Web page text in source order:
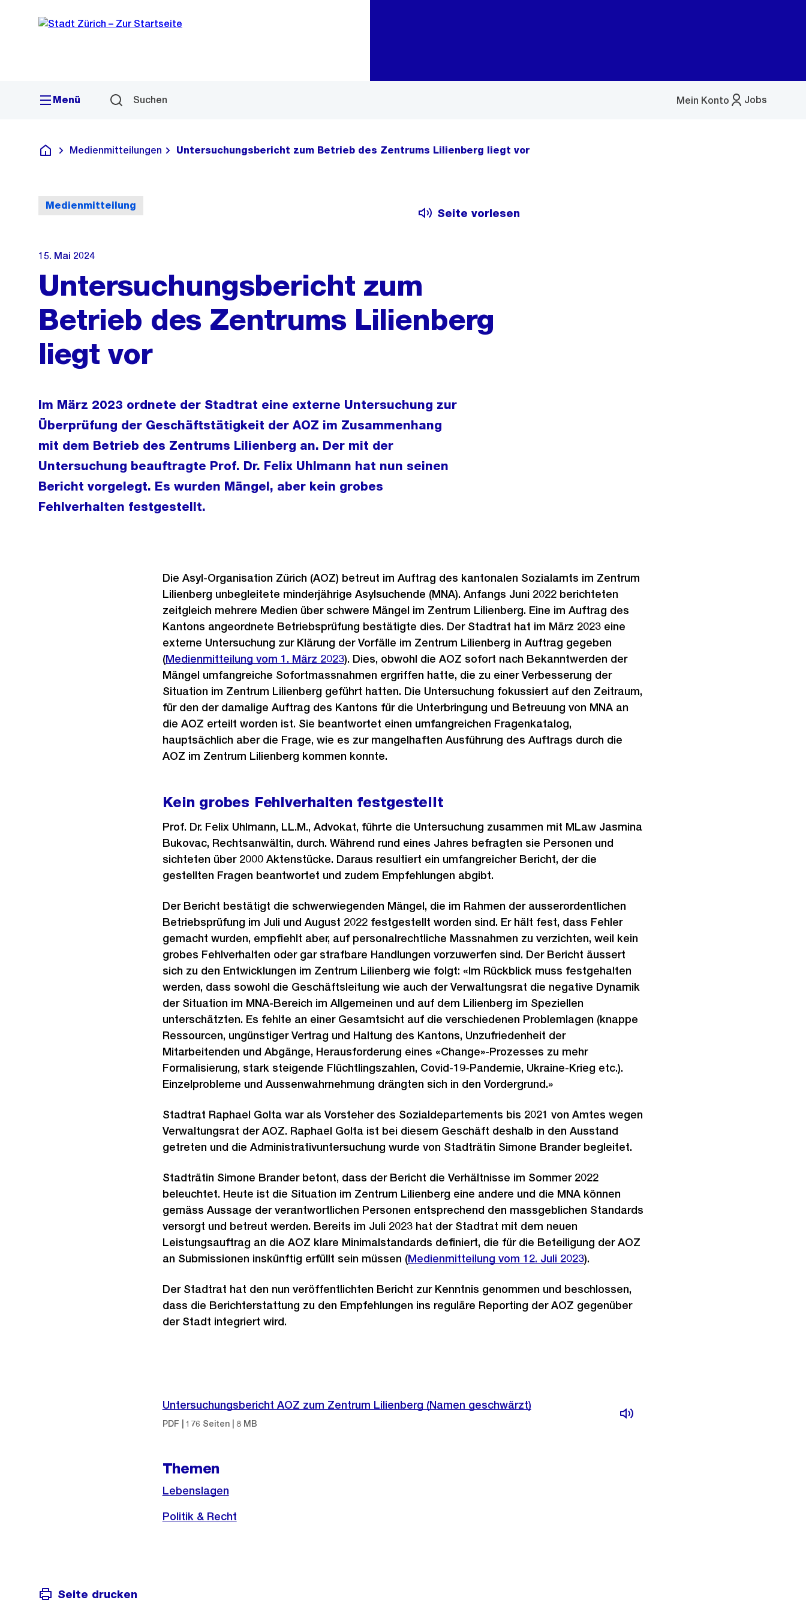
Navigation
Sprunglink
Menü Suchen Jobs
Mein Konto
Menü
Deutsch
Medienmitteilungen Untersuchungsbericht zum Betrieb des Zentrums Lilienberg liegt vor
Medienmitteilung
Seite vorlesen
15. Mai 2024
Untersuchungsbericht zum
Betrieb des Zentrums Lilienberg
liegt vor
Im März 2023 ordnete der Stadtrat eine externe Untersuchung zur
Überprüfung der Geschäftstätigkeit der AOZ im Zusammenhang
mit dem Betrieb des Zentrums Lilienberg an. Der mit der
Untersuchung beauftragte Prof. Dr. Felix Uhlmann hat nun seinen
Bericht vorgelegt. Es wurden Mängel, aber kein grobes
Fehlverhalten festgestellt.
Die Asyl-Organisation Zürich (AOZ) betreut im Auftrag des kantonalen Sozialamts im Zentrum
Lilienberg unbegleitete minderjährige Asylsuchende (MNA). Anfangs Juni 2022 berichteten
zeitgleich mehrere Medien über schwere Mängel im Zentrum Lilienberg. Eine im Auftrag des
Kantons angeordnete Betriebsprüfung bestätigte dies. Der Stadtrat hat im März 2023 eine
externe Untersuchung zur Klärung der Vorfälle im Zentrum Lilienberg in Auftrag gegeben
(Medienmitteilung vom 1. März 2023). Dies, obwohl die AOZ sofort nach Bekanntwerden der
Mängel umfangreiche Sofortmassnahmen ergriffen hatte, die zu einer Verbesserung der
Situation im Zentrum Lilienberg geführt hatten. Die Untersuchung fokussiert auf den Zeitraum,
für den der damalige Auftrag des Kantons für die Unterbringung und Betreuung von MNA an
die AOZ erteilt worden ist. Sie beantwortet einen umfangreichen Fragenkatalog,
hauptsächlich aber die Frage, wie es zur mangelhaften Ausführung des Auftrags durch die
AOZ im Zentrum Lilienberg kommen konnte.
Kein grobes Fehlverhalten festgestellt
Prof. Dr. Felix Uhlmann, LL.M., Advokat, führte die Untersuchung zusammen mit MLaw Jasmina
Bukovac, Rechtsanwältin, durch. Während rund eines Jahres befragten sie Personen und
sichteten über 2000 Aktenstücke. Daraus resultiert ein umfangreicher Bericht, der die
gestellten Fragen beantwortet und zudem Empfehlungen abgibt.
Der Bericht bestätigt die schwerwiegenden Mängel, die im Rahmen der ausserordentlichen
Betriebsprüfung im Juli und August 2022 festgestellt worden sind. Er hält fest, dass Fehler
gemacht wurden, empfiehlt aber, auf personalrechtliche Massnahmen zu verzichten, weil kein
grobes Fehlverhalten oder gar strafbare Handlungen vorzuwerfen sind. Der Bericht äussert
sich zu den Entwicklungen im Zentrum Lilienberg wie folgt: «Im Rückblick muss festgehalten
werden, dass sowohl die Geschäftsleitung wie auch der Verwaltungsrat die negative Dynamik
der Situation im MNA-Bereich im Allgemeinen und auf dem Lilienberg im Speziellen
unterschätzten. Es fehlte an einer Gesamtsicht auf die verschiedenen Problemlagen (knappe
Ressourcen, ungünstiger Vertrag und Haltung des Kantons, Unzufriedenheit der
Mitarbeitenden und Abgänge, Herausforderung eines «Change»-Prozesses zu mehr
Formalisierung, stark steigende Flüchtlingszahlen, Covid-19-Pandemie, Ukraine-Krieg etc.).
Einzelprobleme und Aussenwahrnehmung drängten sich in den Vordergrund.»
Stadtrat Raphael Golta war als Vorsteher des Sozialdepartements bis 2021 von Amtes wegen
Verwaltungsrat der AOZ. Raphael Golta ist bei diesem Geschäft deshalb in den Ausstand
getreten und die Administrativuntersuchung wurde von Stadträtin Simone Brander begleitet.
Stadträtin Simone Brander betont, dass der Bericht die Verhältnisse im Sommer 2022
beleuchtet. Heute ist die Situation im Zentrum Lilienberg eine andere und die MNA können
gemäss Aussage der verantwortlichen Personen entsprechend den massgeblichen Standards
versorgt und betreut werden. Bereits im Juli 2023 hat der Stadtrat mit dem neuen
Leistungsauftrag an die AOZ klare Minimalstandards definiert, die für die Beteiligung der AOZ
an Submissionen inskünftig erfüllt sein müssen (Medienmitteilung vom 12. Juli 2023).
Der Stadtrat hat den nun veröffentlichten Bericht zur Kenntnis genommen und beschlossen,
dass die Berichterstattung zu den Empfehlungen ins reguläre Reporting der AOZ gegenüber
der Stadt integriert wird.
Untersuchungsbericht AOZ zum Zentrum Lilienberg (Namen geschwärzt)
PDF | 176 Seiten | 8 MB
Themen
Lebenslagen
Politik & Recht
Seite drucken